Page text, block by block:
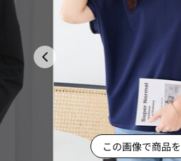
この画像で商品